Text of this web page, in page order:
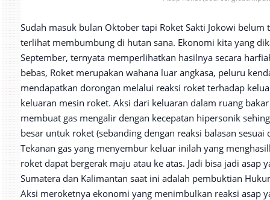
Sudah masuk bulan Oktober tapi Roket Sakti Jokowi belum
terlihat membumbung di hutan sana. Ekonomi kita yang
September, ternyata memperlihatkan hasilnya secara
bebas, Roket merupakan wahana luar angkasa, peluru
mendapatkan dorongan melalui reaksi roket terhadap
keluaran mesin roket. Aksi dari keluaran dalam ruang
membuat gas mengalir dengan kecepatan hipersonik
besar untuk roket (sebanding dengan reaksi balasan
Tekanan gas yang menyembur keluar inilah yang
roket dapat bergerak maju atau ke atas. Jadi bisa jadi asap
Sumatera dan Kalimantan saat ini adalah pembuktian
Aksi meroketnya ekonomi yang menimbulkan reaksi asap